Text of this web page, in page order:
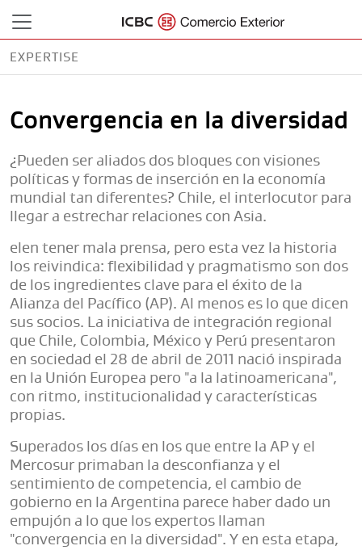
EXPERTISE
LA NACIÓN
Convergencia en la diversidad
¿Pueden ser aliados dos bloques con visiones
políticas y formas de inserción en la economía
mundial tan diferentes? Chile, el interlocutor para
llegar a estrechar relaciones con Asia.
elen tener mala prensa, pero esta vez la historia
los reivindica: flexibilidad y pragmatismo son dos
de los ingredientes clave para el éxito de la
Alianza del Pacífico (AP). Al menos es lo que dicen
sus socios. La iniciativa de integración regional
que Chile, Colombia, México y Perú presentaron
en sociedad el 28 de abril de 2011 nació inspirada
en la Unión Europea pero "a la latinoamericana",
con ritmo, institucionalidad y características
propias.
Superados los días en los que entre la AP y el
Mercosur primaban la desconfianza y el
sentimiento de competencia, el cambio de
gobierno en la Argentina parece haber dado un
empujón a lo que los expertos llaman
"convergencia en la diversidad". Y en esta etapa,